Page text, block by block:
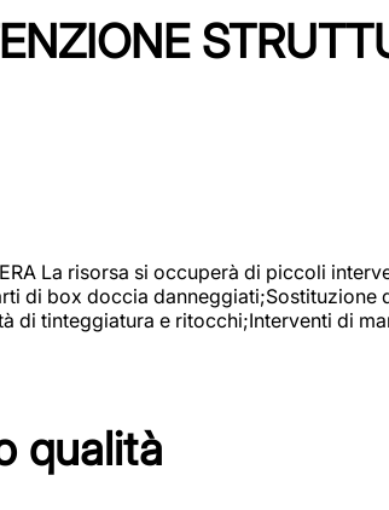
La risorsa si occuperà di piccoli
di box doccia
tinteggiatura e ritocchi;Interventi di
qualità